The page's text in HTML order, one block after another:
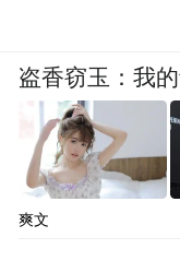
盗香窃玉：我
爽文